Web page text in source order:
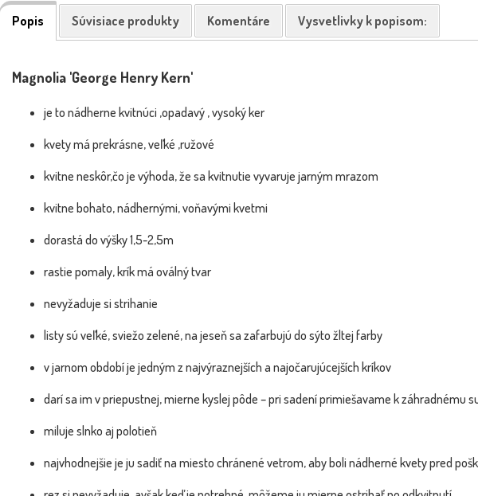
Granátovník púnsky - Punica
skladom
14.40 €
Dostupnosť:
s DPH
Popis Súvisiace produkty Komentáre Vysvetlivky k popisom:
Magnolia 'George Henry Kern'
je to nádherne kvitnúci ,opadavý , vysoký ker
kvety má prekrásne, veľké ,ružové
kvitne neskôr,čo je výhoda, že sa kvitnutie vyvaruje jarným mrazom
kvitne bohato, nádhernými, voňavými kvetmi
dorastá do výšky 1,5-2,5m
rastie pomaly, krík má oválný tvar
nevyžaduje si strihanie
listy sú veľké, sviežo zelené, na jeseň sa zafarbujú do sýto žltej farby
v jarnom období je jedným z najvýraznejších a najočarujúcejších kríkov
darí sa im v priepustnej, mierne kyslej pôde – pri sadení primiešavame k záhradnému
miluje slnko aj polotieň
najvhodnejšie je ju sadiť na miesto chránené vetrom, aby boli nádherné kvety pred